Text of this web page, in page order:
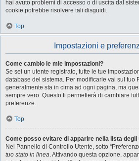
hai avuto problemi di accesso o di uscita dal
cookie potrebbe risolvere tali disguidi.
Top
Impostazioni e
Come cambio le mie impostazioni?
Se sei un utente registrato, tutte le tue
database del sistema. Per modificarle vai sul tuo
generalmente sta in cima ad ogni pagina, ma
sempre vero. Questo ti permetterà di cambiare
preferenze.
Top
Come posso evitare di apparire nella lista degli
Nel Pannello di Controllo Utente, sotto
tuo stato in linea. Attivando questa opzione,